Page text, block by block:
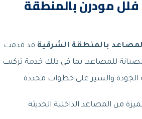
مودرن بالمنطقة
بالمنطقة الشرقية قد قدمت
للمصاعد، بما في ذلك خدمة تركيب
والسير على خطوات محددة:
من المصاعد الداخلية الحديثة